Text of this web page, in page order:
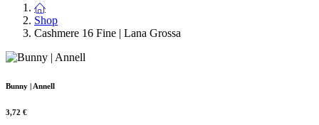
Shop
Cashmere 16 Fine | Lana Grossa
Bunny | Annell
3,72 €